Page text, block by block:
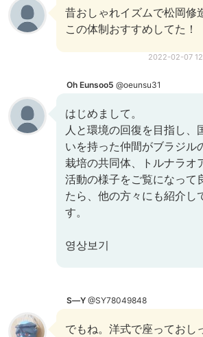
昔おしゃれイズムで松岡修
この体制おすすめしてた！
2022-02-07
Oh Eunsoo5 @oeunsu31
はじめまして。
人と環境の回復を目指し、
いを持った仲間がブラジル
栽培の共同体、トルナラオ
活動の様子をご覧になって
たら、他の方々にも紹介し
す。
영상보기
S―Y @SY78049848
でもね。洋式で座っておし